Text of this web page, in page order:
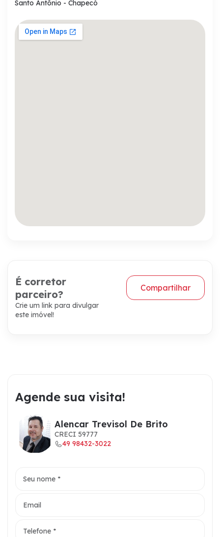
Santo Antônio - Chapecó
É corretor
parceiro?
Crie um link para divulgar
este imóvel!
Compartilhar
Agende sua visita!
Alencar Trevisol De Brito
CRECI 59777
49 98432-3022